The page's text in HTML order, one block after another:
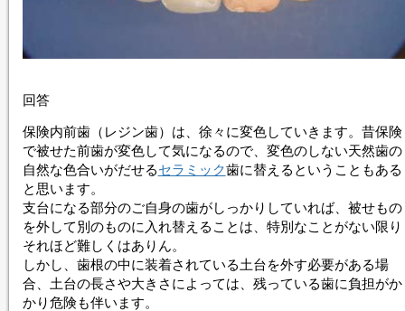
回答
保険内前歯（レジン歯）は、徐々に変色していきます。昔保険
で被せた前歯が変色して気になるので、変色のしない天然歯の
自然な色合いがだせるセラミック歯に替えるということもある
と思います。
支台になる部分のご自身の歯がしっかりしていれば、被せもの
を外して別のものに入れ替えることは、特別なことがない限り
それほど難しくはありん。
しかし、歯根の中に装着されている土台を外す必要がある場
合、土台の長さや大きさによっては、残っている歯に負担がか
かり危険も伴います。